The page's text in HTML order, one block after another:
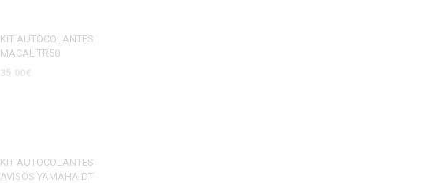
KIT AUTOCOLANTES
MACAL TR50
35.00€
KIT AUTOCOLANTES
AVISOS YAMAHA DT